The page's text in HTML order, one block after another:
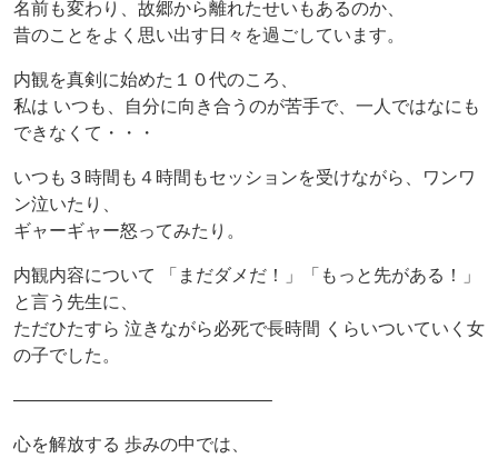
名前も変わり、故郷から離れたせいもあるのか、
昔のことをよく思い出す日々を過ごしています。
内観を真剣に始めた１０代のころ、
私は いつも、自分に向き合うのが苦手で、一人ではなにも
できなくて・・・
いつも３時間も４時間もセッションを受けながら、ワンワ
ン泣いたり、
ギャーギャー怒ってみたり。
内観内容について 「まだダメだ！」「もっと先がある！」
と言う先生に、
ただひたすら 泣きながら必死で長時間 くらいついていく女
の子でした。
——————————————–
心を解放する 歩みの中では、